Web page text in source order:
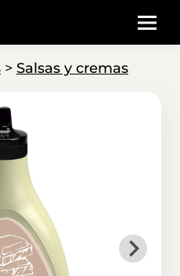
> Salsas y cremas